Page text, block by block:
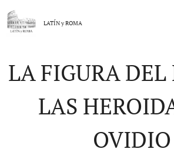
LATÍN yROMA
LA FIGURA
LAS
OVIDIO